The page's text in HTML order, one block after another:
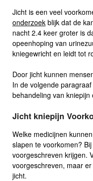
Jicht is een veel
onderzoek blijk dat de
nacht 2.4 keer groter is
opeenhoping van
kniegewricht en leidt tot
Door jicht kunnen
In de volgende
behandeling van
Jicht kniepijn
Welke medicijnen
slapen te voorkomen?
voorgeschreven krijgen.
voorgeschreven, maar
jicht.